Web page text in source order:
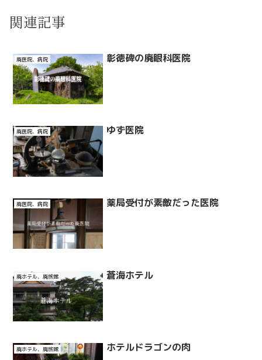
関連記事
廃医院、病院 彰徳碑の廃眼科医院
廃医院、病院 ゆず医院
廃医院、病院 薬局受付が素敵だった医院
廃ホテル、廃旅館 蒼海ホテル
廃ホテル、廃旅館 ホテルドラゴンの肉